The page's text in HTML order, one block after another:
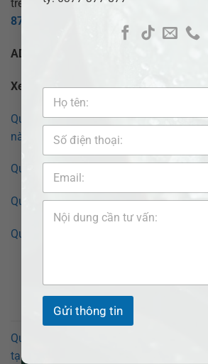
Gửi thông tin
trên Website: Phaplynhanh.vn
877
ADB SAIGON – Giải pháp pháp lý tối ưu
Xem thêm bài viết:
Quy trình ly hôn đơn phương tại tỉnh
nào?
Quy trình ly hôn đơn phương tại Sóc
Quy trình ly hôn đơn phương tại Cao
Quy trình ly hôn đơn phương tại Hồng
Quy trình ly hôn đơn phương
tại thị xã Hồng Ngự như thế
Quy
tại